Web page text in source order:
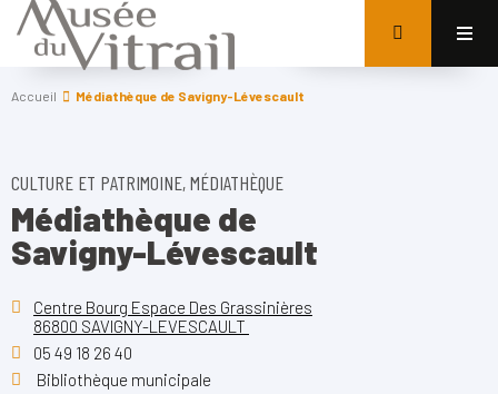
Accueil Médiathèque de Savigny-Lévescault
CULTURE ET PATRIMOINE, MÉDIATHÈQUE
Médiathèque de
Savigny-Lévescault
Centre Bourg Espace Des Grassinières
86800 SAVIGNY-LEVESCAULT
05 49 18 26 40
Bibliothèque municipale